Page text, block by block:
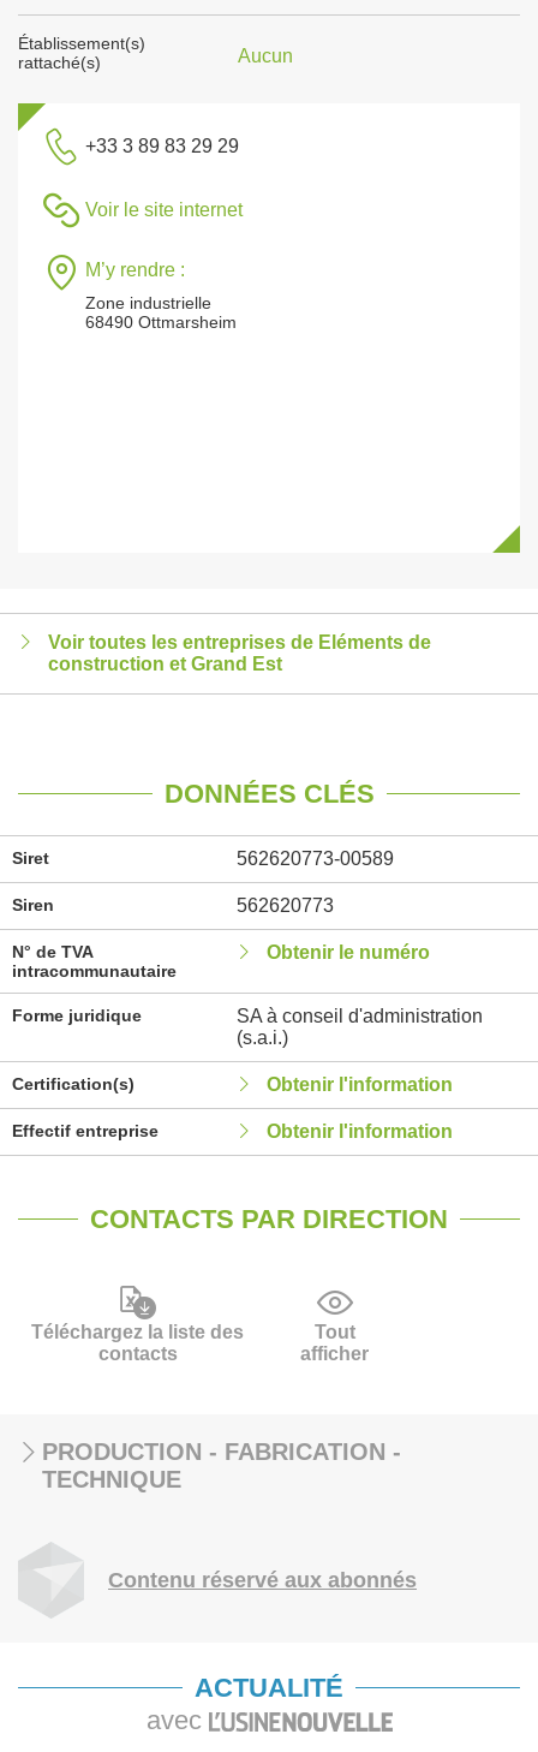
Établissement(s)
rattaché(s)
Aucun
+33 3 89 83 29 29
Voir le site internet
M’y rendre :
Zone industrielle
68490 Ottmarsheim
Voir toutes les entreprises de Eléments de
construction et Grand Est
DONNÉES CLÉS
Siret 562620773-00589
Siren 562620773
N° de TVA
intracommunautaire
Obtenir le numéro
Forme juridique
SA à conseil d'administration
(s.a.i.)
Certification(s) Obtenir l'information
Effectif entreprise Obtenir l'information
CONTACTS PAR DIRECTION
Téléchargez la liste des
contacts
Tout
afficher
PRODUCTION - FABRICATION -
TECHNIQUE
Contenu réservé aux abonnés
ACTUALITÉ
avec